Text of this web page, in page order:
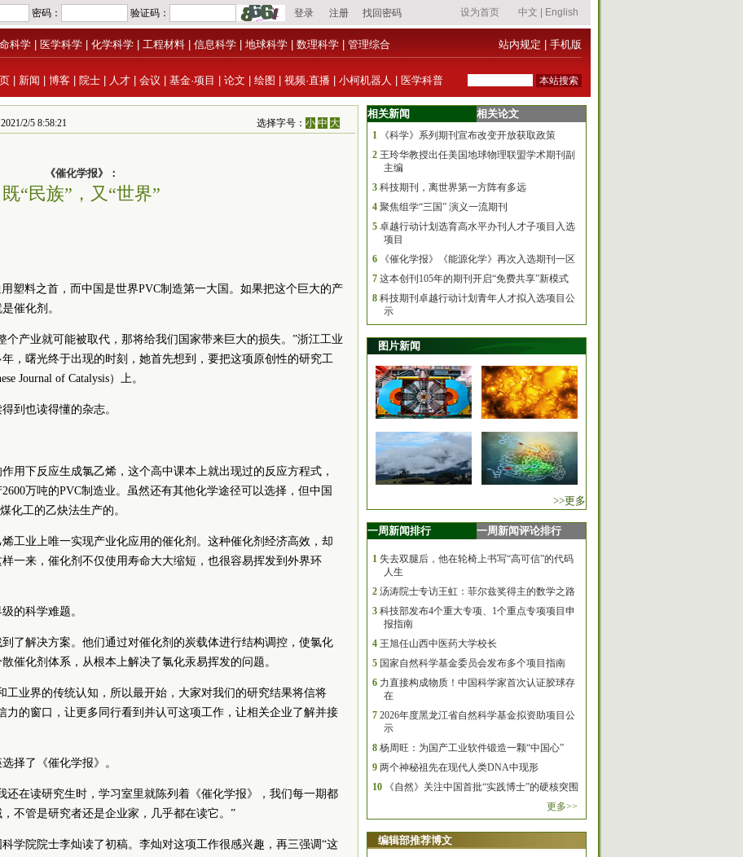
科学 医学科学 化学科学 工程材料 信息科学 地球科学 数理科学 管理综合 站内规定 手机版
新闻 博客 院士 人才 会议 基金·项目 论文 绘图 视频·直播 小柯机器人 医学科普
2/5 8:58:21 选择字号：小 中 大
《催化学报》：
既“民族”，又“世界”
塑料之首，而中国是世界PVC制造第一大国。如果把这个巨大的产
催化剂。
个产业就可能被取代，那将给我们国家带来巨大的损失。”浙江工业
，曙光终于出现的时刻，她首先想到，要把这项原创性的研究工
Journal of Catalysis）上。
到也读得懂的杂志。
用下反应生成氯乙烯，这个高中课本上就出现过的反应方程式，
万吨的PVC制造业。虽然还有其他化学途径可以选择，但中国
化工的乙炔法生产的。
工业上唯一实现产业化应用的催化剂。这种催化剂经济高效，却
一来，催化剂不仅使用寿命大大缩短，也很容易挥发到外界环
的科学难题。
了解决方案。他们通过对催化剂的炭载体进行结构调控，使氯化
催化剂体系，从根本上解决了氯化汞易挥发的问题。
工业界的传统认知，所以最开始，大家对我们的研究结果将信将
力的窗口，让更多同行看到并认可这项工作，让相关企业了解并接
择了《催化学报》。
还在读研究生时，学习室里就陈列着《催化学报》，我们每一期都
不管是研究者还是企业家，几乎都在读它。”
学院院士李灿读了初稿。李灿对这项工作很感兴趣，再三强调“这
相关新闻 相关论文
1
《科学》系列期刊宣布改变开放获取政策
2 王玲华教授出任美国地球物理联盟学术期刊副
主编
3 科技期刊，离世界第一方阵有多远
4 聚焦组学“三国” 演义一流期刊
5 卓越行动计划选育高水平办刊人才子项目入选
项目
6
《催化学报》《能源化学》再次入选期刊一区
7 这本创刊105年的期刊开启“免费共享”新模式
8 科技期刊卓越行动计划青年人才拟入选项目公
示
图片新闻
>>更多
一周新闻排行 一周新闻评论排行
1 失去双腿后，他在轮椅上书写“高可信”的代码
人生
2 汤涛院士专访王虹：菲尔兹奖得主的数学之路
3 科技部发布4个重大专项、1个重点专项项目申
报指南
4 王旭任山西中医药大学校长
5 国家自然科学基金委员会发布多个项目指南
6 力直接构成物质！中国科学家首次认证胶球存
在
7 2026年度黑龙江省自然科学基金拟资助项目公
示
8 杨周旺：为国产工业软件锻造一颗“中国心”
9 两个神秘祖先在现代人类DNA中现形
10
《自然》关注中国首批“实践博士”的硬核突围
更多>>
编辑部推荐博文